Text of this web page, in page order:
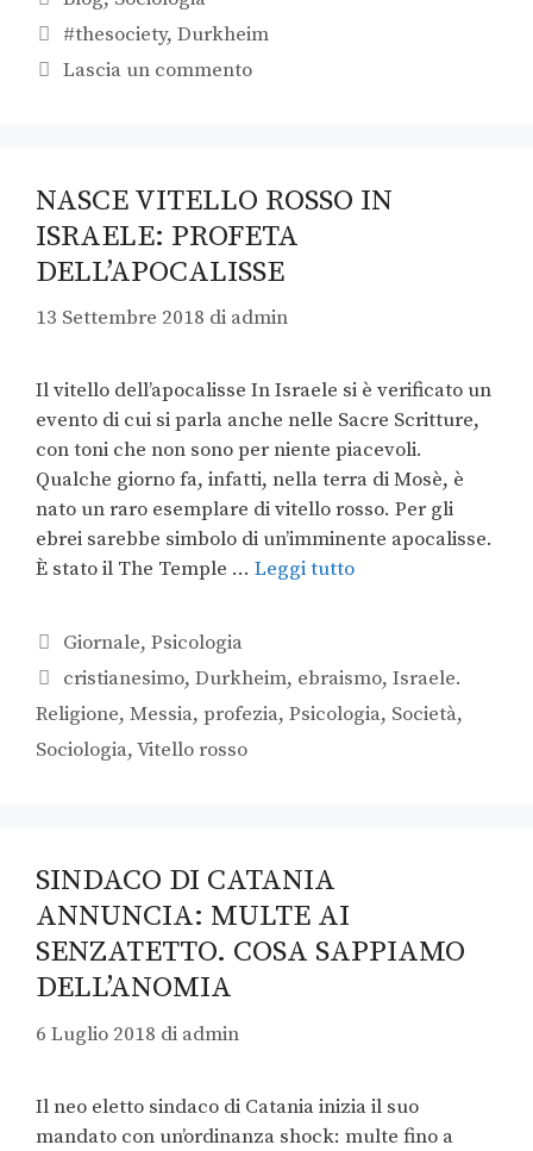
#thesociety,Durkheim
Lascia un commento
NASCE VITELLO ROSSO IN
ISRAELE: PROFETA
DELL’APOCALISSE
13 Settembre 2018 di admin
Il vitello dell’apocalisse In Israele si è verificato un
evento di cui si parla anche nelle Sacre Scritture,
con toni che non sono per niente piacevoli.
Qualche giorno fa, infatti, nella terra di Mosè, è
nato un raro esemplare di vitello rosso. Per gli
ebrei sarebbe simbolo di un’imminente apocalisse.
È stato il The Temple … Leggi tutto
Giornale,Psicologia
cristianesimo,Durkheim, ebraismo,Israele.
Religione, Messia, profezia, Psicologia, Società,
Sociologia,Vitello rosso
SINDACO DI CATANIA
ANNUNCIA: MULTE AI
SENZATETTO. COSA SAPPIAMO
DELL’ANOMIA
6 Luglio 2018 di admin
Il neo eletto sindaco di Catania inizia il suo
mandato con un’ordinanza shock: multe fino a